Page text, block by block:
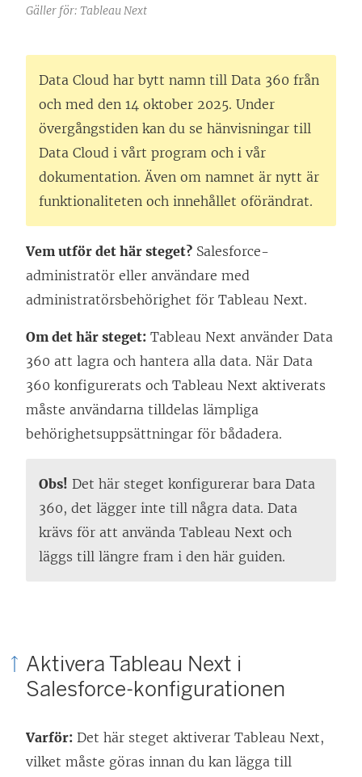
Gäller för: Tableau Next
Data Cloud har bytt namn till Data 360 från
och med den 14 oktober 2025. Under
övergångstiden kan du se hänvisningar till
Data Cloud i vårt program och i vår
dokumentation. Även om namnet är nytt är
funktionaliteten och innehållet oförändrat.
Vem utför det här steget? Salesforce-
administratör eller användare med
administratörsbehörighet för Tableau Next.
Om det här steget: Tableau Next använder Data
360 att lagra och hantera alla data. När Data
360 konfigurerats och Tableau Next aktiverats
måste användarna tilldelas lämpliga
behörighetsuppsättningar för bådadera.
Obs! Det här steget konfigurerar bara Data
360, det lägger inte till några data. Data
krävs för att använda Tableau Next och
läggs till längre fram i den här guiden.
Aktivera Tableau Next i
Salesforce-konfigurationen
Varför: Det här steget aktiverar Tableau Next,
vilket måste göras innan du kan lägga till